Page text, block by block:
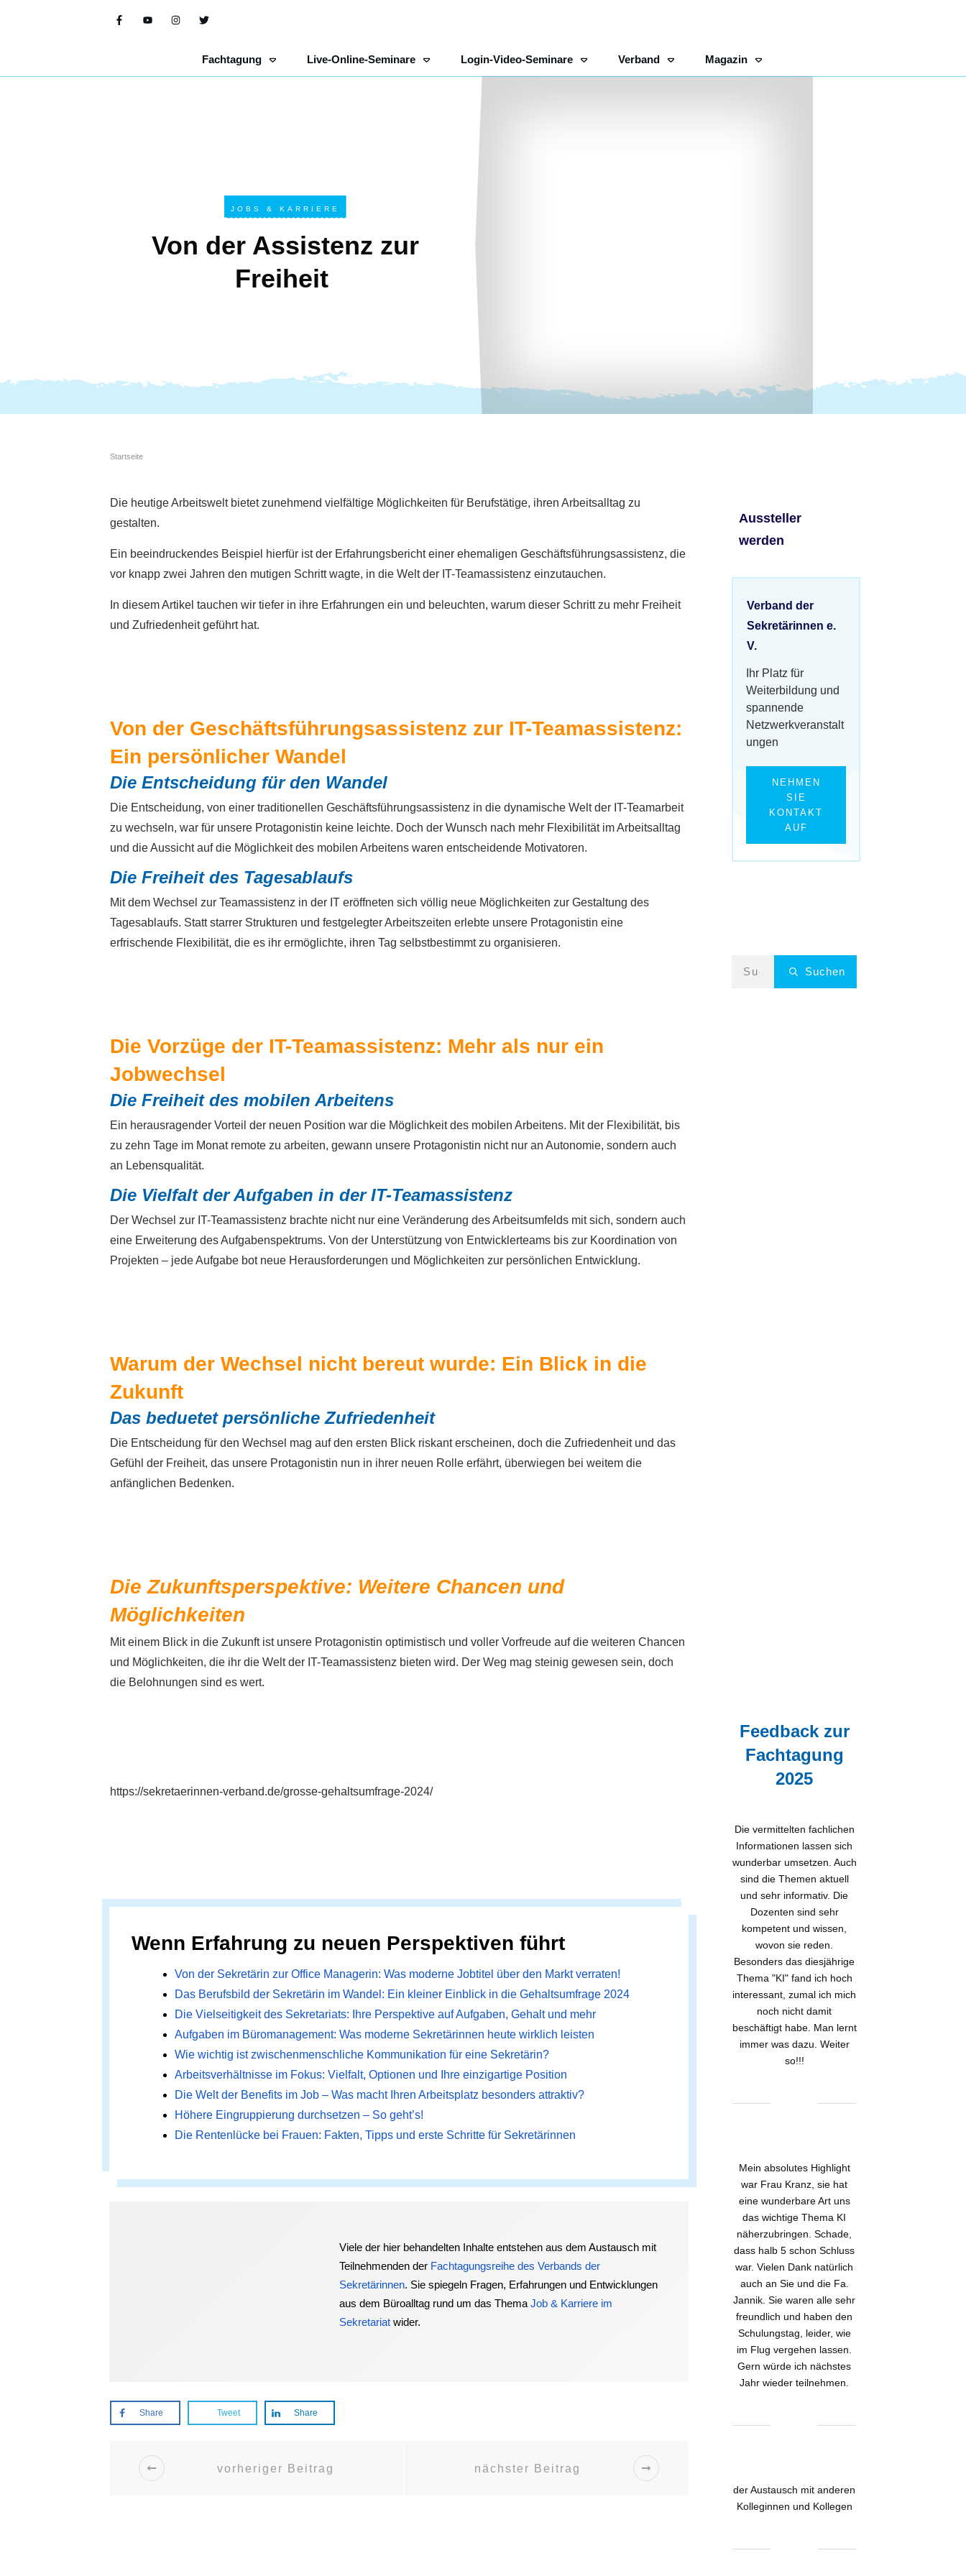
Fachtagung Live-Online-Seminare Login-Video-Seminare Verband Magazin
JOBS & KARRIERE
Von der Assistenz zur
Freiheit
Startseite
Die heutige Arbeitswelt bietet zunehmend vielfältige Möglichkeiten für Berufstätige, ihren Arbeitsalltag zu
gestalten.
Ein beeindruckendes Beispiel hierfür ist der Erfahrungsbericht einer ehemaligen Geschäftsführungsassistenz, die
vor knapp zwei Jahren den mutigen Schritt wagte, in die Welt der IT-Teamassistenz einzutauchen.
In diesem Artikel tauchen wir tiefer in ihre Erfahrungen ein und beleuchten, warum dieser Schritt zu mehr Freiheit
und Zufriedenheit geführt hat.
Von der Geschäftsführungsassistenz zur IT-Teamassistenz:
Ein persönlicher Wandel
Die Entscheidung für den Wandel
Die Entscheidung, von einer traditionellen Geschäftsführungsassistenz in die dynamische Welt der IT-Teamarbeit
zu wechseln, war für unsere Protagonistin keine leichte. Doch der Wunsch nach mehr Flexibilität im Arbeitsalltag
und die Aussicht auf die Möglichkeit des mobilen Arbeitens waren entscheidende Motivatoren.
Die Freiheit des Tagesablaufs
Mit dem Wechsel zur Teamassistenz in der IT eröffneten sich völlig neue Möglichkeiten zur Gestaltung des
Tagesablaufs. Statt starrer Strukturen und festgelegter Arbeitszeiten erlebte unsere Protagonistin eine
erfrischende Flexibilität, die es ihr ermöglichte, ihren Tag selbstbestimmt zu organisieren.
Die Vorzüge der IT-Teamassistenz: Mehr als nur ein
Jobwechsel
Die Freiheit des mobilen Arbeitens
Ein herausragender Vorteil der neuen Position war die Möglichkeit des mobilen Arbeitens. Mit der Flexibilität, bis
zu zehn Tage im Monat remote zu arbeiten, gewann unsere Protagonistin nicht nur an Autonomie, sondern auch
an Lebensqualität.
Die Vielfalt der Aufgaben in der IT-Teamassistenz
Der Wechsel zur IT-Teamassistenz brachte nicht nur eine Veränderung des Arbeitsumfelds mit sich, sondern auch
eine Erweiterung des Aufgabenspektrums. Von der Unterstützung von Entwicklerteams bis zur Koordination von
Projekten – jede Aufgabe bot neue Herausforderungen und Möglichkeiten zur persönlichen Entwicklung.
Warum der Wechsel nicht bereut wurde: Ein Blick in die
Zukunft
Das beduetet persönliche Zufriedenheit
Die Entscheidung für den Wechsel mag auf den ersten Blick riskant erscheinen, doch die Zufriedenheit und das
Gefühl der Freiheit, das unsere Protagonistin nun in ihrer neuen Rolle erfährt, überwiegen bei weitem die
anfänglichen Bedenken.
Die Zukunftsperspektive: Weitere Chancen und
Möglichkeiten
Mit einem Blick in die Zukunft ist unsere Protagonistin optimistisch und voller Vorfreude auf die weiteren Chancen
und Möglichkeiten, die ihr die Welt der IT-Teamassistenz bieten wird. Der Weg mag steinig gewesen sein, doch
die Belohnungen sind es wert.
https://sekretaerinnen-verband.de/grosse-gehaltsumfrage-2024/
Wenn Erfahrung zu neuen Perspektiven führt
Von der Sekretärin zur Office Managerin: Was moderne Jobtitel über den Markt verraten!
Das Berufsbild der Sekretärin im Wandel: Ein kleiner Einblick in die Gehaltsumfrage 2024
Die Vielseitigkeit des Sekretariats: Ihre Perspektive auf Aufgaben, Gehalt und mehr
Aufgaben im Büromanagement: Was moderne Sekretärinnen heute wirklich leisten
Wie wichtig ist zwischenmenschliche Kommunikation für eine Sekretärin?
Arbeitsverhältnisse im Fokus: Vielfalt, Optionen und Ihre einzigartige Position
Die Welt der Benefits im Job – Was macht Ihren Arbeitsplatz besonders attraktiv?
Höhere Eingruppierung durchsetzen – So geht’s!
Die Rentenlücke bei Frauen: Fakten, Tipps und erste Schritte für Sekretärinnen
Viele der hier behandelten Inhalte entstehen aus dem Austausch mit
Teilnehmenden der Fachtagungsreihe des Verbands der
Sekretärinnen. Sie spiegeln Fragen, Erfahrungen und Entwicklungen
aus dem Büroalltag rund um das Thema Job & Karriere im
Sekretariat wider.
Share Tweet Share
vorheriger Beitrag nächster Beitrag
Aussteller
werden
Verband der
Sekretärinnen e.
V.
Ihr Platz für
Weiterbildung und
spannende
Netzwerkveranstalt
ungen
NEHMEN
SIE
KONTAKT
AUF
Suchen
Feedback zur
Fachtagung
2025
Die vermittelten fachlichen
Informationen lassen sich
wunderbar umsetzen. Auch
sind die Themen aktuell
und sehr informativ. Die
Dozenten sind sehr
kompetent und wissen,
wovon sie reden.
Besonders das diesjährige
Thema "KI" fand ich hoch
interessant, zumal ich mich
noch nicht damit
beschäftigt habe. Man lernt
immer was dazu. Weiter
so!!!
Mein absolutes Highlight
war Frau Kranz, sie hat
eine wunderbare Art uns
das wichtige Thema KI
näherzubringen. Schade,
dass halb 5 schon Schluss
war. Vielen Dank natürlich
auch an Sie und die Fa.
Jannik. Sie waren alle sehr
freundlich und haben den
Schulungstag, leider, wie
im Flug vergehen lassen.
Gern würde ich nächstes
Jahr wieder teilnehmen.
der Austausch mit anderen
Kolleginnen und Kollegen